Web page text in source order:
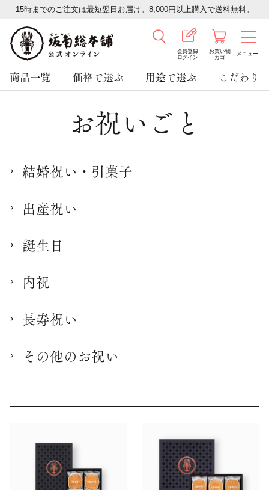
15時までのご注文は最短翌日お届け。8,000円以上購入で送料無料。
会員登録
ログイン
お買い物
カゴ
メニュー
商品一覧 価格で選ぶ 用途で選ぶ こだわり
お祝いごと
結婚祝い・引菓子
出産祝い
誕生日
内祝
長寿祝い
その他のお祝い